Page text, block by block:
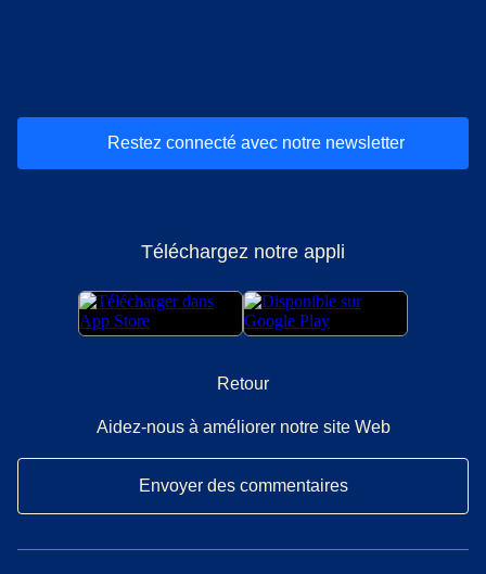
Restez connecté avec notre newsletter
Téléchargez notre appli
Retour
Aidez-nous à améliorer notre site Web
Envoyer des commentaires